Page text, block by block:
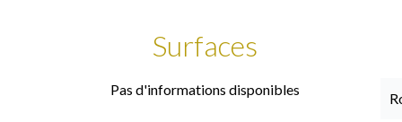
Surfaces
Pas d'informations disponibles